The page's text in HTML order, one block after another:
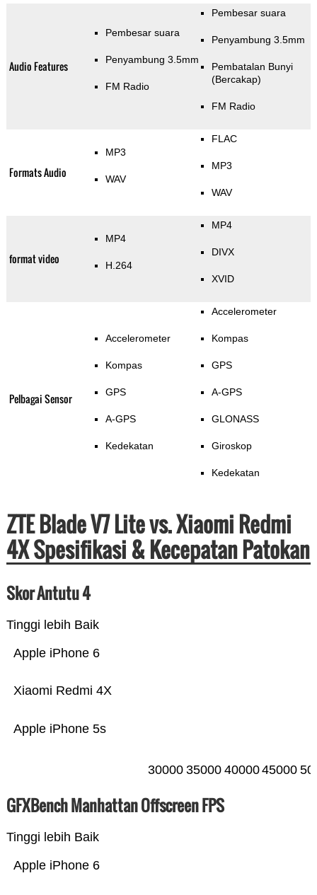
Audio Features
Pembesar suara
Penyambung 3.5mm
FM Radio
Pembesar suara
Penyambung 3.5mm
Pembatalan Bunyi
(Bercakap)
FM Radio
Formats Audio
MP3
WAV
FLAC
MP3
WAV
format video
MP4
H.264
MP4
DIVX
XVID
Pelbagai Sensor
Accelerometer
Kompas
GPS
A-GPS
Kedekatan
Accelerometer
Kompas
GPS
A-GPS
GLONASS
Giroskop
Kedekatan
ZTE Blade V7 Lite vs. Xiaomi Redmi
4X Spesifikasi & Kecepatan Patokan
Skor Antutu 4
Tinggi lebih Baik
Apple iPhone 5s
Xiaomi Redmi 4X
Apple iPhone 6
30000 35000 4000045000
GFXBench Manhattan Offscreen FPS
Tinggi lebih Baik
Apple iPhone 6